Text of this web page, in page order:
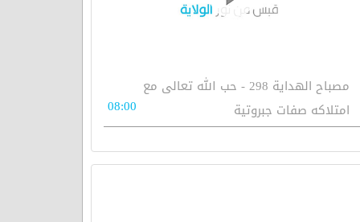
مصباح الهداية 298 - حب الله تعالى مع
امتلاكه صفات جبروتية
08:00